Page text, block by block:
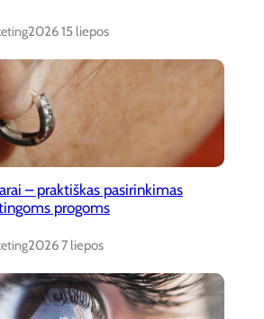
2026 15 liepos
– praktiškas pasirinkimas
progoms
2026 7 liepos